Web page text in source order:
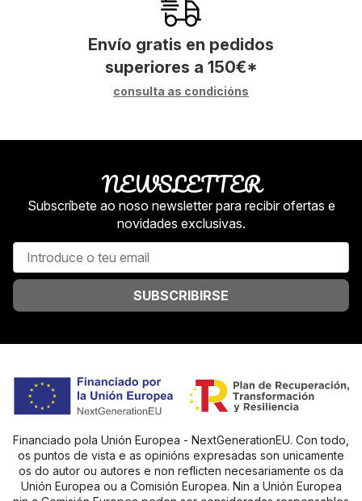
Envío gratis en pedidos
superiores a 150€*
consulta as condicións
NEWSLETTER
Subscríbete ao noso newsletter para recibir ofertas e
novidades exclusivas.
SUBSCRIBIRSE
Financiado pola Unión Europea - NextGenerationEU. Con todo,
os puntos de vista e as opinións expresadas son unicamente
os do autor ou autores e non reflicten necesariamente os da
Unión Europea ou a Comisión Europea. Nin a Unión Europea